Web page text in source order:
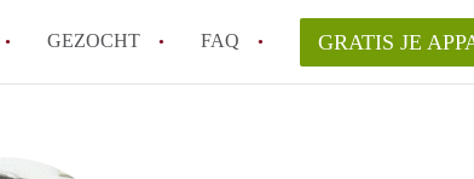
GEZOCHT FAQ GRATIS JE